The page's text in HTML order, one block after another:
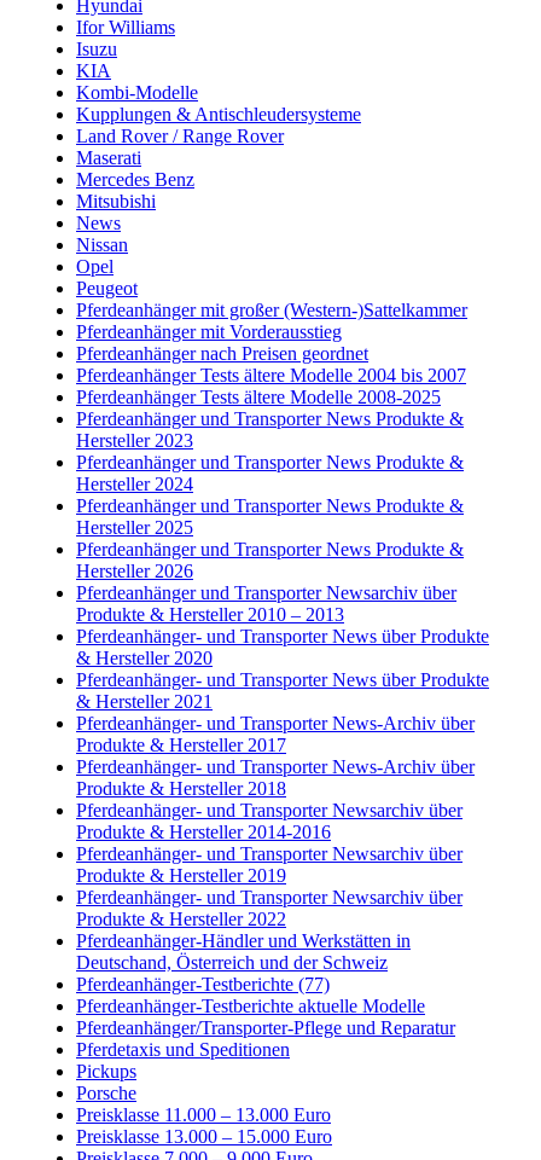
Hyundai
Ifor Williams
Isuzu
KIA
Kombi-Modelle
Kupplungen & Antischleudersysteme
Land Rover / Range Rover
Maserati
Mercedes Benz
Mitsubishi
News
Nissan
Opel
Peugeot
Pferdeanhänger mit großer (Western-)Sattelkammer
Pferdeanhänger mit Vorderausstieg
Pferdeanhänger nach Preisen geordnet
Pferdeanhänger Tests ältere Modelle 2004 bis 2007
Pferdeanhänger Tests ältere Modelle 2008-2025
Pferdeanhänger und Transporter News Produkte &
Hersteller 2023
Pferdeanhänger und Transporter News Produkte &
Hersteller 2024
Pferdeanhänger und Transporter News Produkte &
Hersteller 2025
Pferdeanhänger und Transporter News Produkte &
Hersteller 2026
Pferdeanhänger und Transporter Newsarchiv über
Produkte & Hersteller 2010 – 2013
Pferdeanhänger- und Transporter News über Produkte
& Hersteller 2020
Pferdeanhänger- und Transporter News über Produkte
& Hersteller 2021
Pferdeanhänger- und Transporter News-Archiv über
Produkte & Hersteller 2017
Pferdeanhänger- und Transporter News-Archiv über
Produkte & Hersteller 2018
Pferdeanhänger- und Transporter Newsarchiv über
Produkte & Hersteller 2014-2016
Pferdeanhänger- und Transporter Newsarchiv über
Produkte & Hersteller 2019
Pferdeanhänger- und Transporter Newsarchiv über
Produkte & Hersteller 2022
Pferdeanhänger-Händler und Werkstätten in
Deutschand, Österreich und der Schweiz
Pferdeanhänger-Testberichte (77)
Pferdeanhänger-Testberichte aktuelle Modelle
Pferdeanhänger/Transporter-Pflege und Reparatur
Pferdetaxis und Speditionen
Pickups
Porsche
Preisklasse 11.000 – 13.000 Euro
Preisklasse 13.000 – 15.000 Euro